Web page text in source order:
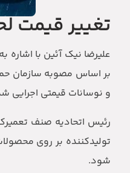
تغییر قیمت
علیرضا نیک آئین با
بر اساس مصوبه سازمان
و نوسانات قیمتی اجرایی
رئیس اتحادیه صنف
تولیدکننده بر روی
شود.